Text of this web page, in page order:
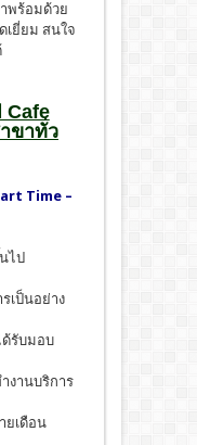
พร้อมด้วย
เยี่ยม สนใจ
Cafe
ขาทั่ว
Time –
ไป
เป็นอย่าง
รับมอบ
งานบริการ
ยเดือน